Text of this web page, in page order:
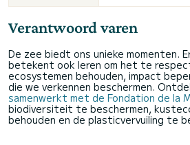
Verantwoord varen
De zee biedt ons unieke momenten.
betekent ook leren om het te
ecosystemen behouden, impact
die we verkennen beschermen.
samenwerkt met de Fondation de la
biodiversiteit te beschermen,
behouden en de plasticvervuiling te